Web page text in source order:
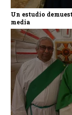
Un estudio
media